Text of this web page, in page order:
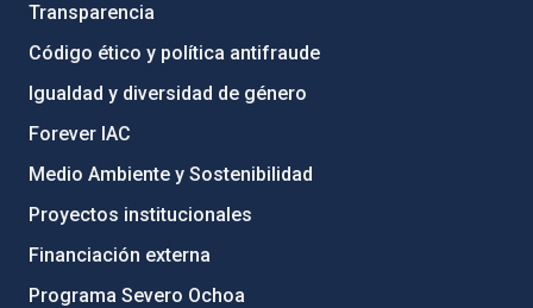
Transparencia
Código ético y política antifraude
Igualdad y diversidad de género
Forever IAC
Medio Ambiente y Sostenibilidad
Proyectos institucionales
Financiación externa
Programa Severo Ochoa